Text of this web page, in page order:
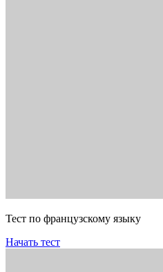
Тест по французскому языку
Начать тест